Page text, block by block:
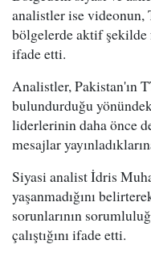
analistler ise
bölgelerde aktif
ifade etti.
Analistler, Pakistan'ın
bulundurduğu
liderlerinin daha önce
mesajlar
Siyasi analist İdris
yaşanmadığını
sorunlarının
çalıştığını ifade etti.